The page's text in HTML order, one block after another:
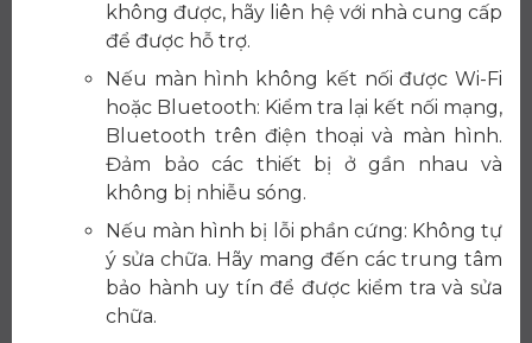
không được, hãy liên hệ với nhà cung cấp
để được hỗ trợ.
Nếu màn hình không kết nối được Wi-Fi
hoặc Bluetooth: Kiểm tra lại kết nối mạng,
Bluetooth trên điện thoại và màn hình.
Đảm bảo các thiết bị ở gần nhau và
không bị nhiễu sóng.
Nếu màn hình bị lỗi phần cứng: Không tự
ý sửa chữa. Hãy mang đến các trung tâm
bảo hành uy tín để được kiểm tra và sửa
chữa.